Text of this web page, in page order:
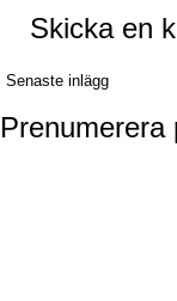
Skicka en
Senaste inlägg